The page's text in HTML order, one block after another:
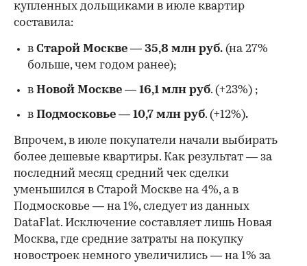
купленных дольщиками в июле квартир
составила:
в Старой Москве — 35,8 млн руб. (на 27%
больше, чем годом ранее);
в Новой Москве — 16,1 млн руб. (+23%) ;
в Подмосковье — 10,7 млн руб. (+12%).
Впрочем, в июле покупатели начали выбирать
более дешевые квартиры. Как результат — за
последний месяц средний чек сделки
уменьшился в Старой Москве на 4%, а в
Подмосковье — на 1%, следует из данных
DataFlat. Исключение составляет лишь Новая
Москва, где средние затраты на покупку
новостроек немного увеличились — на 1% за